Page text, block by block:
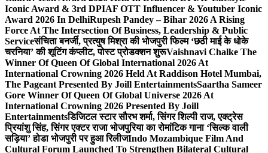
Iconic Award & 3rd DPIAF OTT Influencer & Youtuber Iconic
Award 2026 In DelhiRupesh Pandey – Bihar 2026 A Rising
Force At The Intersection Of Business, Leadership & Public
Serviceसंचिता बनर्जी, प्रत्युष मिश्रा की भोजपुरी फिल्म ‘छठी माई के धोके
चरनिया’ की शूटिंग कंप्लीट, पोस्ट प्रोडक्शन शुरूVaishnavi Chalke The
Winner Of Queen Of Global International 2026 At
International Crowning 2026 Held At Raddison Hotel Mumbai,
The Pageant Presented By Joill EntertainmentsSaartha Sameer
Gore Winner Of Queen Of Global Universe 2026 At
International Crowning 2026 Presented By Joill
Entertainmentsडिजिटल स्टार सौरभ शर्मा, सिंगर शिल्पी राज, एक्ट्रेस
प्रियांशु सिंह, सिंगर एक्टर राजा भोजपुरिया का रोमांटिक गाना ‘सिल्क वाली
सड़िया’ होडा भोजपुरी पर हुआ रिलीजIndo Mozambique Film And
Cultural Forum Launched To Strengthen Bilateral Cultural